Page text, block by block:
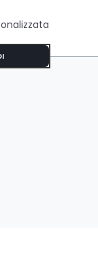
Da Sapere